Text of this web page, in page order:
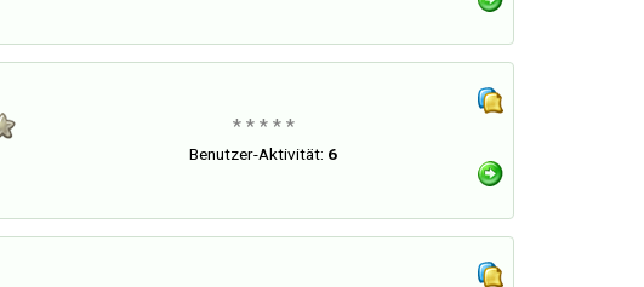
* * * * *
Benutzer-Aktivität: 6